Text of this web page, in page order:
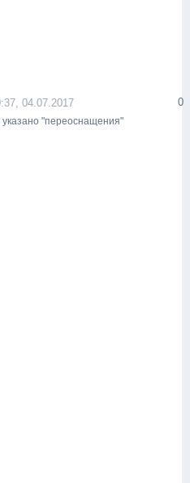
0
04.07.2017
указано "переоснащения"